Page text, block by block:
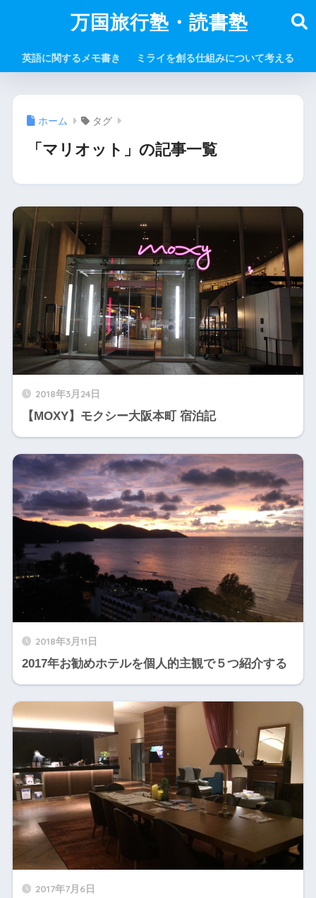
万国旅行塾・読書塾
英語に関するメモ書き ミライを創る仕組みについて考える
ホーム タグ
「マリオット」の記事一覧
2018年3月24日
【MOXY】モクシー大阪本町 宿泊記
2018年3月11日
2017年お勧めホテルを個人的主観で５つ紹介する
2017年7月6日